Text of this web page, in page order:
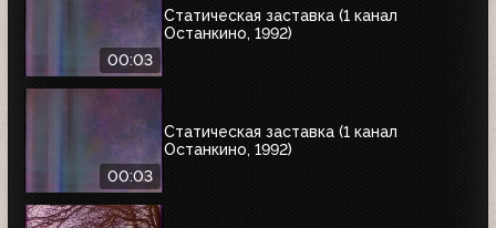
00:03
Статическая заставка (1 канал
Останкино, 1992)
00:03
Статическая заставка (1 канал
Останкино, 1992)